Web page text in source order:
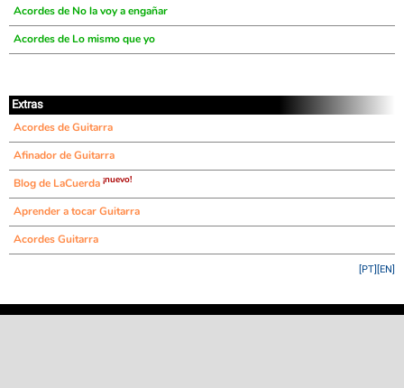
Acordes de No la voy a engañar
Acordes de Lo mismo que yo
Extras
Acordes de Guitarra
Afinador de Guitarra
Blog de LaCuerda ¡nuevo!
Aprender a tocar Guitarra
Acordes Guitarra
[EN]
[PT]